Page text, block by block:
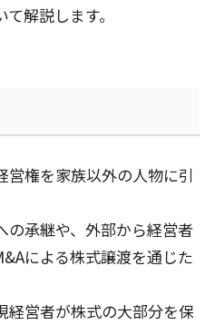
解説します。
権を家族以外の人物に引
の承継や、外部から経営者
による株式譲渡を通じた
経営者が株式の大部分を保